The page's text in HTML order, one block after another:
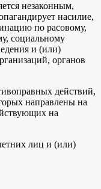
незаконным,
насилие,
по расовому,
социальному
и (или)
органов
действий,
направлены на
на
лиц и (или)